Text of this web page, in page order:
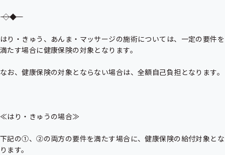
――――――――――――――――――――――――――――――――――――◇◆
はり・きゅう、あんま・マッサージの施術については、一定の要件を
満たす場合に健康保険の対象となります。
なお、健康保険の対象とならない場合は、全額自己負担となります。
≪はり・きゅうの場合≫
下記の①、②の両方の要件を満たす場合に、健康保険の給付対象とな
ります。